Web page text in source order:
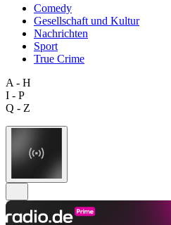
Comedy
Gesellschaft und Kultur
Nachrichten
Sport
True Crime
A - H
I - P
Q - Z